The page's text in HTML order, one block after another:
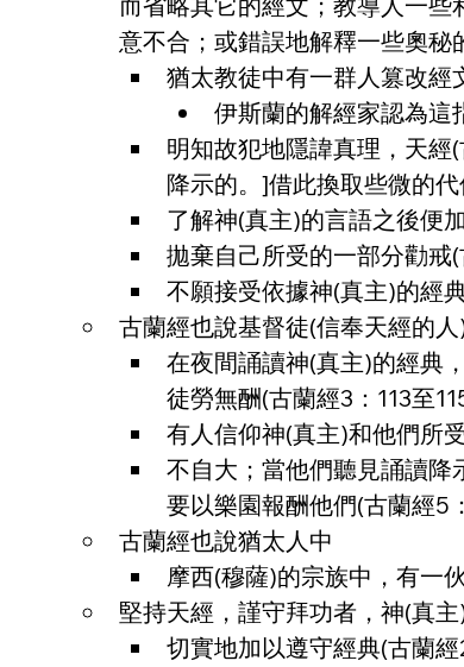
意不合；或錯誤地解釋一些奧
猶太教徒中有一群人篡改
伊斯蘭的解經家認為這
明知故犯地隱諱真理，天
降示的。]借此換取些微的
了解神(真主)的言語之後便
拋棄自己所受的一部分勸戒
不願接受依據神(真主)的經
古蘭經也說基督徒(信奉天經的
在夜間誦讀神(真主)的經典
徒勞無酬(古蘭經3：113至
有人信仰神(真主)和他們所
不自大；當他們聽見誦讀降
要以樂園報酬他們(古蘭經5
古蘭經也說猶太人中
摩西(穆薩)的宗族中，有一
堅持天經，謹守拜功者，神(真
切實地加以遵守經典(古蘭經